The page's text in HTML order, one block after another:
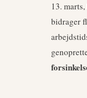
13.
bidrager